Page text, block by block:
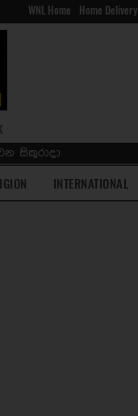
WNL Home Home Delivery
සිකුරාදා
INTERNATIONAL